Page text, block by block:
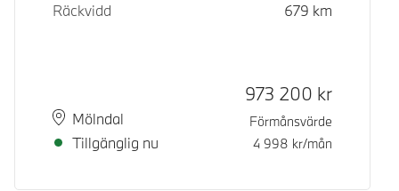
Räckvidd
679 km
PlatsMölndal
Leveranstid
Tillgänglig nu
Kontantpris
973 200 kr
Förmånsvärde
4 998 kr/mån